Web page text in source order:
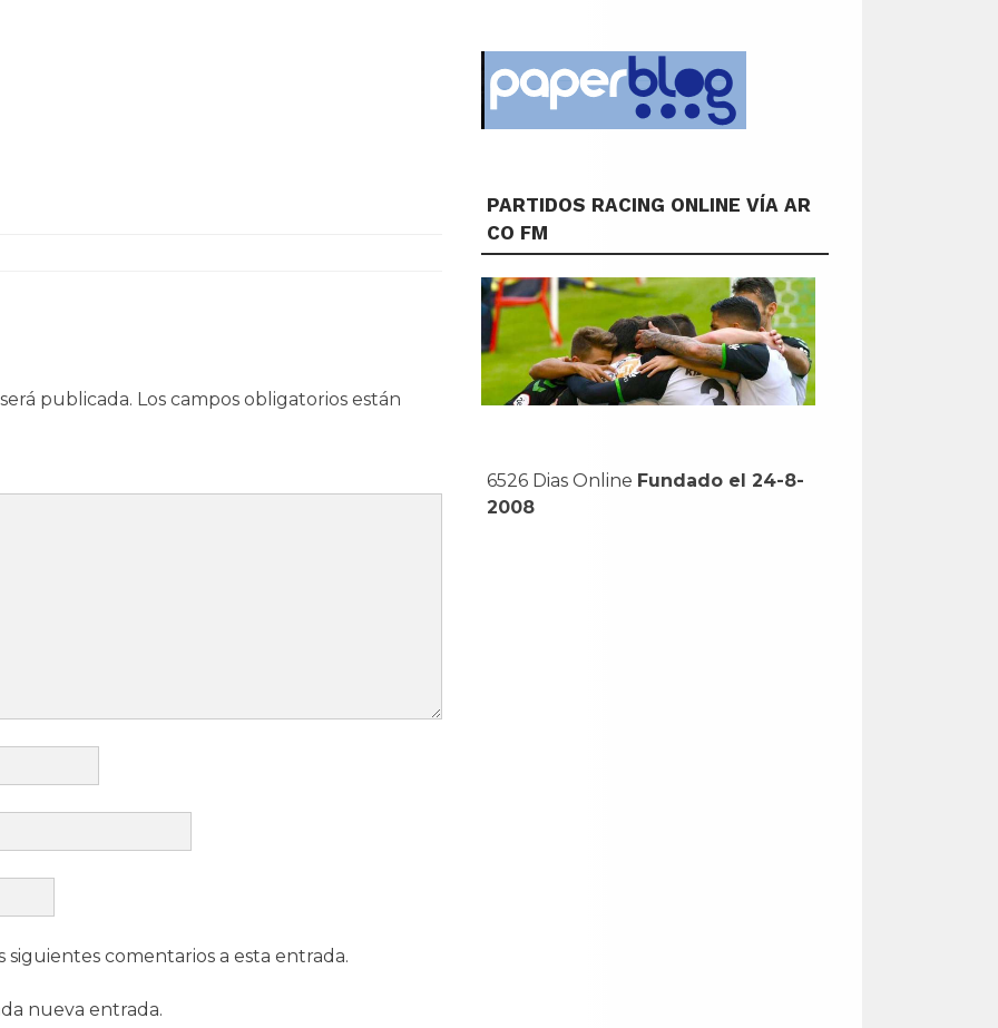
publicada. Los campos obligatorios están
comentarios a esta entrada.
nueva entrada.
PARTIDOS RACING ONLINE VÍA AR
CO FM
6526 Dias Online Fundado el 24-8-
2008